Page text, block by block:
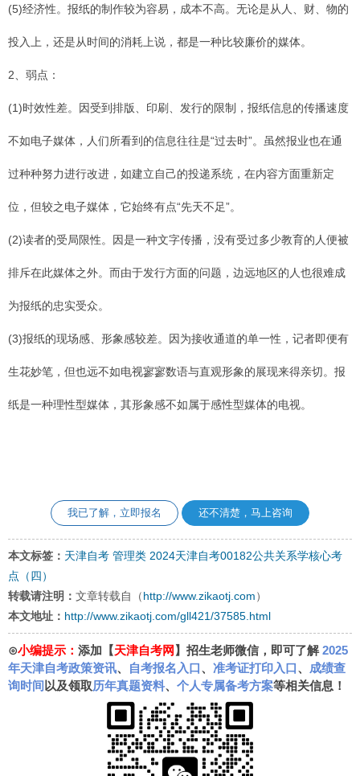
(5)经济性。报纸的制作较为容易，成本不高。无论是从人、财、物的
投入上，还是从时间的消耗上说，都是一种比较廉价的媒体。
2、弱点：
(1)时效性差。因受到排版、印刷、发行的限制，报纸信息的传播速度
不如电子媒体，人们所看到的信息往往是“过去时”。虽然报业也在通
过种种努力进行改进，如建立自己的投递系统，在内容方面重新定
位，但较之电子媒体，它始终有点“先天不足”。
(2)读者的受局限性。因是一种文字传播，没有受过多少教育的人便被
排斥在此媒体之外。而由于发行方面的问题，边远地区的人也很难成
为报纸的忠实受众。
(3)报纸的现场感、形象感较差。因为接收通道的单一性，记者即便有
生花妙笔，但也远不如电视寥寥数语与直观形象的展现来得亲切。报
纸是一种理性型媒体，其形象感不如属于感性型媒体的电视。
我已了解，立即报名 还不清楚，马上咨询
本文标签： 天津自考 管理类 2024天津自考00182公共关系学核心考
点（四）
转载请注明： 文章转载自（ http://www.zikaotj.com ）
本文地址： http://www.zikaotj.com/gll421/37585.html
⊙小编提示： 添加【天津自考网 】招生老师微信，即可了解2025
年天津自考政策资讯、 自考报名入口、 准考证打印入口、 成绩查
询时间 以及领取历年真题资料、 个人专属备考方案等相关信息！